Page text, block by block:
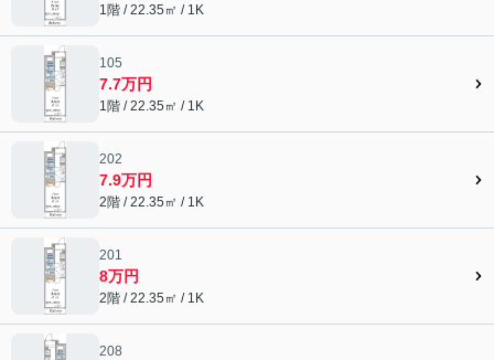
1階 / 22.35㎡ / 1K
105
7.7万円
1階 / 22.35㎡ / 1K
202
7.9万円
2階 / 22.35㎡ / 1K
201
8万円
2階 / 22.35㎡ / 1K
208